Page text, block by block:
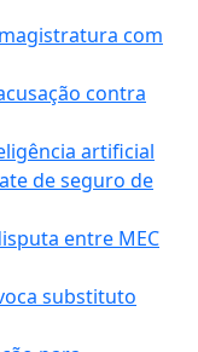
com
contra
artificial
de seguro de
entre MEC
substituto